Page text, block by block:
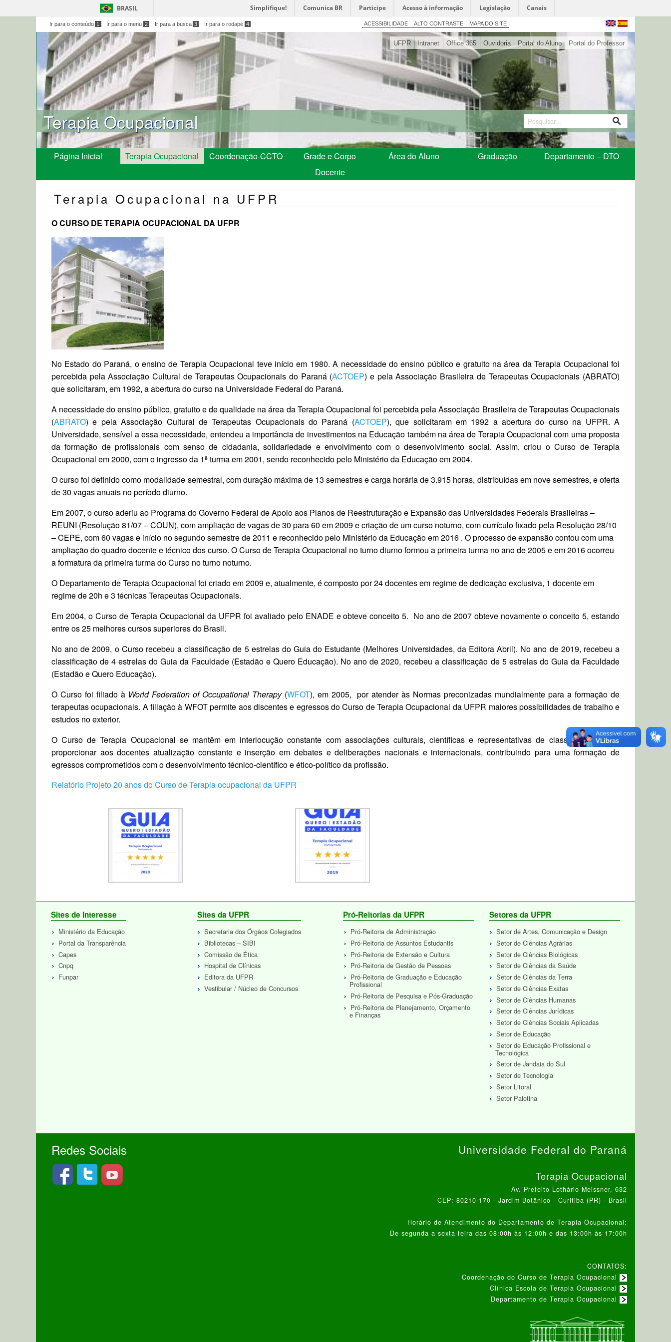
BRASIL Simplifique! Comunica BR Participe Acesso à informação Legislação Canais
Ir para o conteúdo 1 Ir para o menu 2 Ir para a busca 3 Ir para o rodapé 4 ACESSIBILIDADE ALTO CONTRASTE MAPA DO SITE
UFPR Intranet Office 365 Ouvidoria Portal do Aluno Portal do Professor
Terapia Ocupacional
Página Inicial Terapia Ocupacional Coordenação-CCTO
Grade e Corpo
Docente
Área do Aluno Graduação Departamento – DTO
Terapia Ocupacional na UFPR
O CURSO DE TERAPIA OCUPACIONAL DA UFPR
No Estado do Paraná, o ensino de Terapia Ocupacional teve início em 1980. A necessidade do ensino público e gratuito na área da Terapia Ocupacional foi
percebida pela Associação Cultural de Terapeutas Ocupacionais do Paraná (ACTOEP) e pela Associação Brasileira de Terapeutas Ocupacionais (ABRATO)
que solicitaram, em 1992, a abertura do curso na Universidade Federal do Paraná.
A necessidade do ensino público, gratuito e de qualidade na área da Terapia Ocupacional foi percebida pela Associação Brasileira de Terapeutas Ocupacionais
(ABRATO) e pela Associação Cultural de Terapeutas Ocupacionais do Paraná (ACTOEP), que solicitaram em 1992 a abertura do curso na UFPR. A
Universidade, sensível a essa necessidade, entendeu a importância de investimentos na Educação também na área de Terapia Ocupacional com uma proposta
da formação de profissionais com senso de cidadania, solidariedade e envolvimento com o desenvolvimento social. Assim, criou o Curso de Terapia
Ocupacional em 2000, com o ingresso da 1ª turma em 2001, sendo reconhecido pelo Ministério da Educação em 2004.
O curso foi definido como modalidade semestral, com duração máxima de 13 semestres e carga horária de 3.915 horas, distribuídas em nove semestres, e oferta
de 30 vagas anuais no período diurno.
Em 2007, o curso aderiu ao Programa do Governo Federal de Apoio aos Planos de Reestruturação e Expansão das Universidades Federais Brasileiras –
REUNI (Resolução 81/07 – COUN), com ampliação de vagas de 30 para 60 em 2009 e criação de um curso noturno, com currículo fixado pela Resolução 28/10
– CEPE, com 60 vagas e início no segundo semestre de 2011 e reconhecido pelo Ministério da Educação em 2016 . O processo de expansão contou com uma
ampliação do quadro docente e técnico dos curso. O Curso de Terapia Ocupacional no turno diurno formou a primeira turma no ano de 2005 e em 2016 ocorreu
a formatura da primeira turma do Curso no turno noturno.
O Departamento de Terapia Ocupacional foi criado em 2009 e, atualmente, é composto por 24 docentes em regime de dedicação exclusiva, 1 docente em
regime de 20h e 3 técnicas Terapeutas Ocupacionais.
Em 2004, o Curso de Terapia Ocupacional da UFPR foi avaliado pelo ENADE e obteve conceito 5. No ano de 2007 obteve novamente o conceito 5, estando
entre os 25 melhores cursos superiores do Brasil.
No ano de 2009, o Curso recebeu a classificação de 5 estrelas do Guia do Estudante (Melhores Universidades, da Editora Abril). No ano de 2019, recebeu a
classificação de 4 estrelas do Guia da Faculdade (Estadão e Quero Educação). No ano de 2020, recebeu a classificação de 5 estrelas do Guia da Faculdade
(Estadão e Quero Educação).
O Curso foi filiado à World Federation of Occupational Therapy(WFOT), em 2005, por atender às Normas preconizadas mundialmente para a formação de
terapeutas ocupacionais. A filiação à WFOT permite aos discentes e egressos do Curso de Terapia Ocupacional da UFPR maiores possibilidades de trabalho e
estudos no exterior.
O Curso de Terapia Ocupacional se mantêm em interlocução constante com associações culturais, científicas e representativas de classe, de modo a
proporcionar aos docentes atualização constante e inserção em debates e deliberações nacionais e internacionais, contribuindo para uma formação de
egressos comprometidos com o desenvolvimento técnico-científico e ético-político da profissão.
Relatório Projeto 20 anos do Curso de Terapia ocupacional da UFPR
Sites de Interesse
Ministério da Educação
Portal da Transparência
Capes
Cnpq
Funpar
Sites da UFPR
Secretaria dos Órgãos Colegiados
Bibliotecas – SIBI
Comissão de Ética
Hospital de Clínicas
Editora da UFPR
Vestibular / Núcleo de Concursos
Pró-Reitorias da UFPR
Pró-Reitoria de Administração
Pró-Reitoria de Assuntos Estudantis
Pró-Reitoria de Extensão e Cultura
Pró-Reitoria de Gestão de Pessoas
Pró-Reitoria de Graduação e Educação
Profissional
Pró-Reitoria de Pesquisa e Pós-Graduação
Pró-Reitoria de Planejamento, Orçamento
e Finanças
Setores da UFPR
Setor de Artes, Comunicação e Design
Setor de Ciências Agrárias
Setor de Ciências Biológicas
Setor de Ciências da Saúde
Setor de Ciências da Terra
Setor de Ciências Exatas
Setor de Ciências Humanas
Setor de Ciências Jurídicas
Setor de Ciências Sociais Aplicadas
Setor de Educação
Setor de Educação Profissional e
Tecnológica
Setor de Jandaia do Sul
Setor de Tecnologia
Setor Litoral
Setor Palotina
Redes Sociais Universidade Federal do Paraná
Terapia Ocupacional
Av. Prefeito Lothário Meissner, 632
CEP: 80210-170 - Jardim Botânico - Curitiba (PR) - Brasil
Horário de Atendimento do Departamento de Terapia Ocupacional:
De segunda a sexta-feira das 08:00h às 12:00h e das 13:00h às 17:00h
CONTATOS:
Coordenação do Curso de Terapia Ocupacional
Clínica Escola de Terapia Ocupacional
Departamento de Terapia Ocupacional